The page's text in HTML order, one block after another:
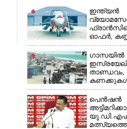
ഇന്ത്യൻ
ഓഫർ,
ഇന്ത്യ...
ഗാസയിൽ
താണ്ഡവം,
പെൻഷൻ
യു.ഡി.എഫ്